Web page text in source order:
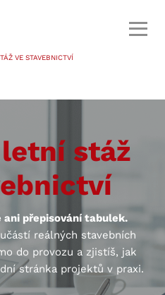
VE STAVEBNICTVÍ
stáž
přepisování tabulek.
reálných stavebních
do provozu a zjistíš, jak
stránka projektů v praxi.